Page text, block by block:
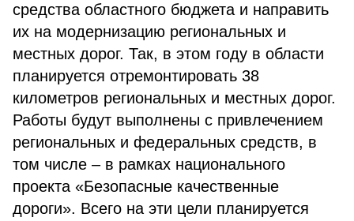
средства областного бюджета и направить
их на модернизацию региональных и
местных дорог. Так, в этом году в области
планируется отремонтировать 38
километров региональных и местных дорог.
Работы будут выполнены с привлечением
региональных и федеральных средств, в
том числе – в рамках национального
проекта «Безопасные качественные
дороги». Всего на эти цели планируется